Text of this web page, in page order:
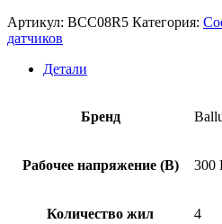
Артикул: BCC08R5 Категория:
датчиков
Детали
Бренд
Рабочее напряжение (В) 300
Количество жил 4